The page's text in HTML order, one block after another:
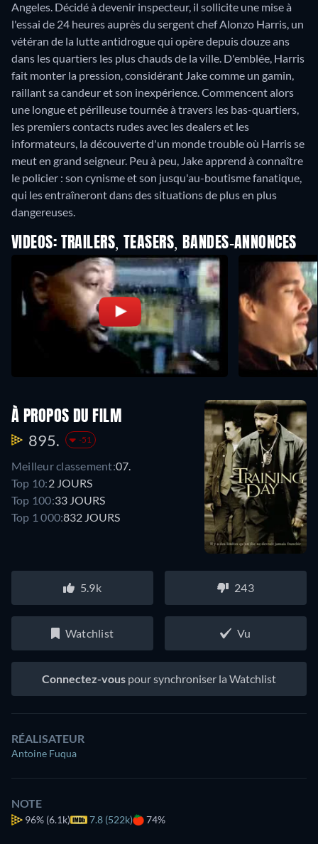
Angeles. Décidé à devenir inspecteur, il sollicite une mise à
l'essai de 24 heures auprès du sergent chef Alonzo Harris, un
vétéran de la lutte antidrogue qui opère depuis douze ans
dans les quartiers les plus chauds de la ville. D'emblée, Harris
fait monter la pression, considérant Jake comme un gamin,
raillant sa candeur et son inexpérience. Commencent alors
une longue et périlleuse tournée à travers les bas-quartiers,
les premiers contacts rudes avec les dealers et les
informateurs, la découverte d'un monde trouble où Harris se
meut en grand seigneur. Peu à peu, Jake apprend à connaître
le policier : son cynisme et son jusqu'au-boutisme fanatique,
qui les entraîneront dans des situations de plus en plus
dangereuses.
VIDEOS: TRAILERS, TEASERS, BANDES-ANNONCES
À PROPOS DU FILM
895. -51
Meilleur classement:07.
Top 10:2 JOURS
Top 100:33 JOURS
Top 1 000:832 JOURS
5.9k 243
Watchlist Vu
Connectez-vous pour synchroniser la Watchlist
RÉALISATEUR
Antoine Fuqua
NOTE
96% (6.1k) 7.8 (522k) 74%